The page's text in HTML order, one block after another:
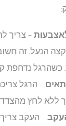
הנעל. זה חשוב
כשהרגל נדחפת
– הרגל צריכה
ללא לחץ
– העקב צריך